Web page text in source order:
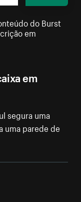
em
segura uma
uma parede de
do Burst
em